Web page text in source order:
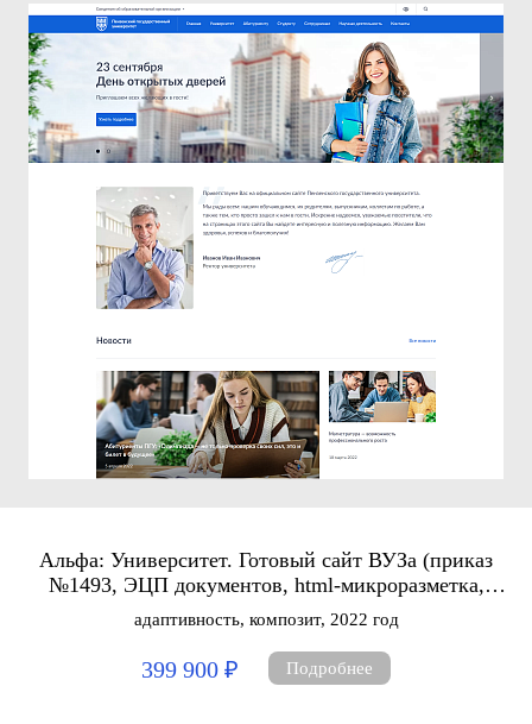
Продвижение и реклама
Поддержка и развитие
Документация
Контакты
Альфа: Университет. Готовый сайт ВУЗа (приказ
№1493, ЭЦП документов, html-микроразметка,
адаптивность, композит, 2022 год
399 900 ₽ Подробнее